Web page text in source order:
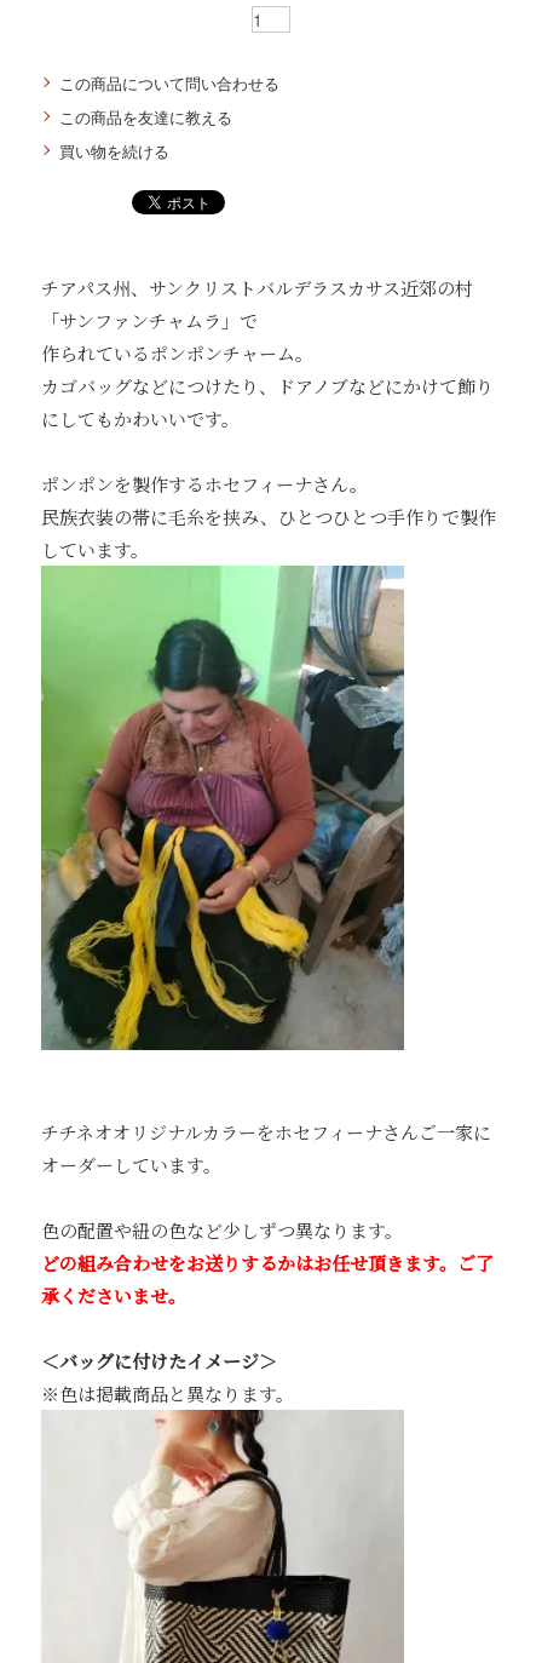
この商品について問い合わせる
この商品を友達に教える
買い物を続ける
チアパス州、サンクリストバルデラスカサス近郊の村
「サンファンチャムラ」で
作られているポンポンチャーム。
カゴバッグなどにつけたり、ドアノブなどにかけて飾り
にしてもかわいいです。
ポンポンを製作するホセフィーナさん。
民族衣装の帯に毛糸を挟み、ひとつひとつ手作りで製作
しています。
チチネオオリジナルカラーをホセフィーナさんご一家に
オーダーしています。
色の配置や紐の色など少しずつ異なります。
どの組み合わせをお送りするかはお任せ頂きます。ご了
承くださいませ。
＜バッグに付けたイメージ＞
※色は掲載商品と異なります。